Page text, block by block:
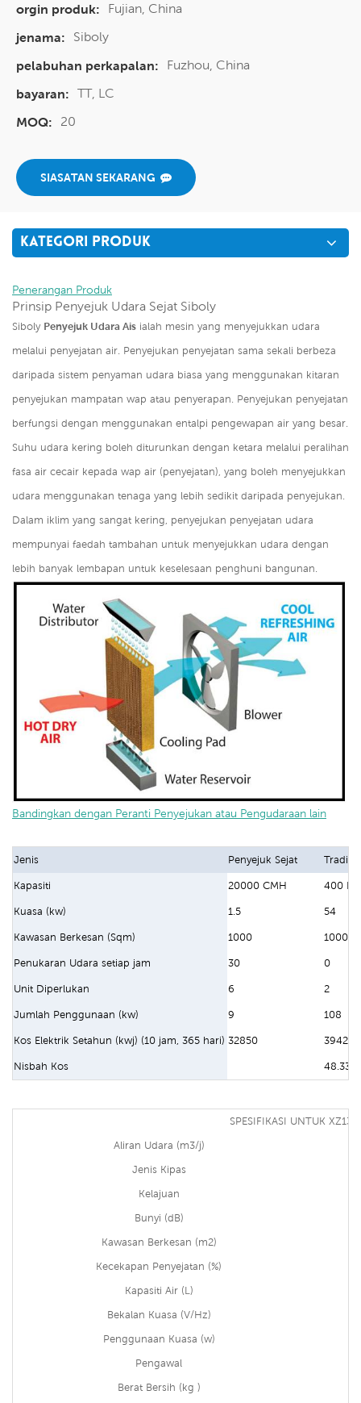
orgin produk:
Fujian, China
jenama:
Siboly
pelabuhan perkapalan:
Fuzhou, China
bayaran: TT, LC
MOQ:
20
SIASATAN SEKARANG
KATEGORI PRODUK
Penerangan Produk
Prinsip Penyejuk Udara Sejat Siboly
Siboly Penyejuk Udara Ais ialah mesin yang menyejukkan udara
melalui penyejatan air. Penyejukan penyejatan sama sekali berbeza
daripada sistem penyaman udara biasa yang menggunakan kitaran
penyejukan mampatan wap atau penyerapan. Penyejukan penyejatan
berfungsi dengan menggunakan entalpi pengewapan air yang besar.
Suhu udara kering boleh diturunkan dengan ketara melalui peralihan
fasa air cecair kepada wap air (penyejatan), yang boleh menyejukkan
udara menggunakan tenaga yang lebih sedikit daripada penyejukan.
Dalam iklim yang sangat kering, penyejukan penyejatan udara
mempunyai faedah tambahan untuk menyejukkan udara dengan
lebih banyak lembapan untuk keselesaan penghuni bangunan.
Bandingkan dengan Peranti Penyejukan atau Pengudaraan lain
Jenis Penyejuk Sejat
Kapasiti 20000 CMH 400
Kuasa (kw) 1.5 54
Kawasan Berkesan (Sqm) 1000 1000
Penukaran Udara setiap jam 30 0
Unit Diperlukan 6 2
Jumlah Penggunaan (kw) 9 108
Kos Elektrik Setahun (kwj) (10 jam, 365 hari) 32850 394200
Nisbah Kos 48.33
SPESIFIKASI UNTUK XZ13-
Aliran Udara (m3/j)
Jenis Kipas
Kelajuan
Bunyi (dB)
Kawasan Berkesan (m2)
Kecekapan Penyejatan (%)
Kapasiti Air (L)
Bekalan Kuasa (V/Hz)
Penggunaan Kuasa (w)
Pengawal
Berat Bersih (kg )